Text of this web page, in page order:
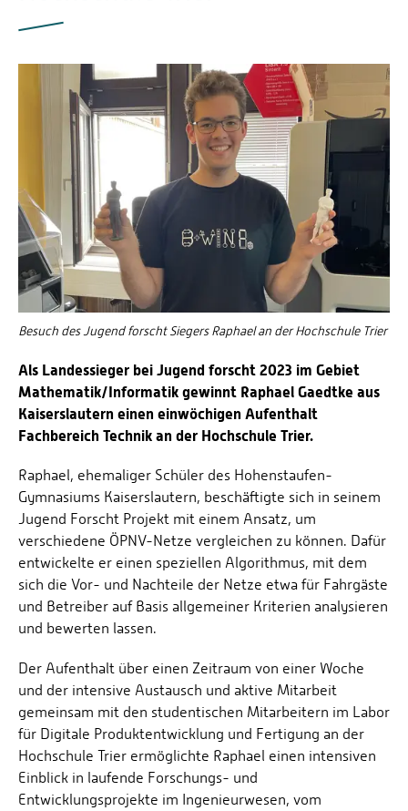
Besuch des Jugend forscht Siegers Raphael an der Hochschule Trier
Als Landessieger bei Jugend forscht 2023 im Gebiet
Mathematik/Informatik gewinnt Raphael Gaedtke aus
Kaiserslautern einen einwöchigen Aufenthalt
Fachbereich Technik an der Hochschule Trier.
Raphael, ehemaliger Schüler des Hohenstaufen-
Gymnasiums Kaiserslautern, beschäftigte sich in seinem
Jugend Forscht Projekt mit einem Ansatz, um
verschiedene ÖPNV-Netze vergleichen zu können. Dafür
entwickelte er einen speziellen Algorithmus, mit dem
sich die Vor- und Nachteile der Netze etwa für Fahrgäste
und Betreiber auf Basis allgemeiner Kriterien analysieren
und bewerten lassen.
Der Aufenthalt über einen Zeitraum von einer Woche
und der intensive Austausch und aktive Mitarbeit
gemeinsam mit den studentischen Mitarbeitern im Labor
für Digitale Produktentwicklung und Fertigung an der
Hochschule Trier ermöglichte Raphael einen intensiven
Einblick in laufende Forschungs- und
Entwicklungsprojekte im Ingenieurwesen, vom